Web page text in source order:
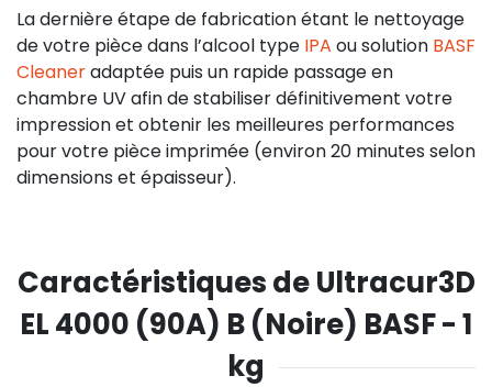
La dernière étape de fabrication étant le nettoyage
de votre pièce dans l’alcool type IPA ou solution BASF
Cleaneradaptée puis un rapide passage en
chambre UV afin de stabiliser définitivement votre
impression et obtenir les meilleures performances
pour votre pièce imprimée (environ 20 minutes selon
dimensions et épaisseur).
Caractéristiques de Ultracur3D
EL 4000 (90A) B (Noire) BASF - 1
kg